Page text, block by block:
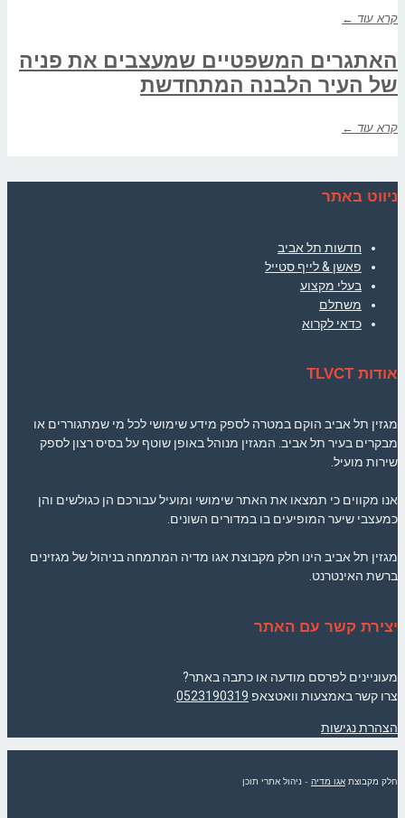
קרא עוד ←
האתגרים המשפטיים שמעצבים את פניה
של העיר הלבנה המתחדשת
קרא עוד ←
ניווט באתר
חדשות תל אביב
פאשן & לייף סטייל
בעלי מקצוע
משתלם
כדאי לקרוא
אודות TLVCT
מגזין תל אביב הוקם במטרה לספק מידע שימושי לכל מי שמתגוררים או
מבקרים בעיר תל אביב. המגזין מנוהל באופן שוטף על בסיס רצון לספק
שירות מועיל.
אנו מקווים כי תמצאו את האתר שימושי ומועיל עבורכם הן כגולשים והן
כמעצבי שיער המופיעים בו במדורים השונים.
מגזין תל אביב הינו חלק מקבוצת אגו מדיה המתמחה בניהול של מגזינים
ברשת האינטרנט.
יצירת קשר עם האתר
מעוניינים לפרסם מודעה או כתבה באתר?
צרו קשר באמצעות וואטצאפ 0523190319
הצהרת נגישות
חלק מקבוצת אגו מדיה - ניהול אתרי תוכן